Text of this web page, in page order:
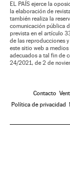
EL PAÍS ejerce la
la elaboración de
también realiza la
comunicación pública
prevista en el artículo
de las reproducciones
este sitio web a
adecuados a tal fin de
24/2021, de 2 de
Contacto
Política de privacidad